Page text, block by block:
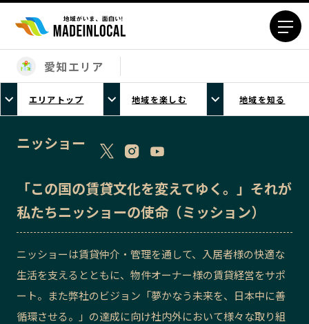
エリアから探す
北海道エリア
青森エリア
岩手エリア
山形エリア
栃木エリア
群馬エリア
埼玉エリア
千葉エリア
神奈川エリア
新潟エリア
富山エリア
石川エリア
福井エリア
愛知エリア
エリアトップ 地域を楽しむ 地域を知る
ニッショー
「この国の賃貸文化を変えてゆく。」それが
私たちニッショーの使命（ミッション）
ニッショーは賃貸仲介・管理を通して、入居者様の快適な
生活を支えるとともに、物件オーナー様の賃貸経営をサポ
ート。また弊社のビジョン「夢かなう未来を、日本中に善
循環させる。」の達成に向け社内外において様々な取り組